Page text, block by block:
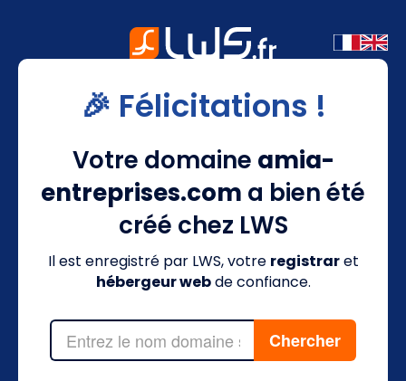
🎉 Félicitations !
Votre domaine amia-
entreprises.com a bien été
créé chez LWS
Il est enregistré par LWS, votre registraret
hébergeur webde confiance.